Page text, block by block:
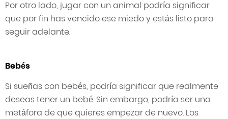
Por otro lado, jugar con un animal podría significar
que por fin has vencido ese miedo y estás listo para
seguir adelante.
Bebés
Si sueñas con bebés, podría significar que realmente
deseas tener un bebé. Sin embargo, podría ser una
metáfora de que quieres empezar de nuevo. Los